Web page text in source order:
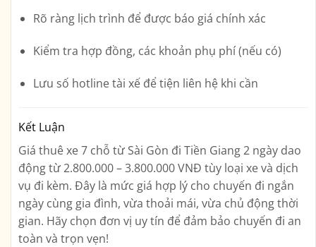
Rõ ràng lịch trình để được báo giá chính xác
Kiểm tra hợp đồng, các khoản phụ phí (nếu có)
Lưu số hotline tài xếđể tiện liên hệ khi cần
Kết Luận
Giá thuê xe 7 chỗ từ Sài Gòn đi Tiền Giang 2 ngày dao
động từ2.800.000 – 3.800.000 VNĐ tùy loại xe và dịch
vụ đi kèm. Đây là mức giá hợp lý cho chuyến đi ngắn
ngày cùng gia đình, vừa thoải mái, vừa chủ động thời
gian. Hãy chọn đơn vị uy tín để đảm bảo chuyến đi an
toàn và trọn vẹn!